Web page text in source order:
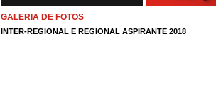
GALERIA DE FOTOS
INTER-REGIONAL E REGIONAL ASPIRANTE 2018